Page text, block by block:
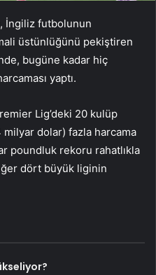
İngiliz futbolunun
üstünlüğünü pekiştiren
bugüne kadar hiç
yaptı.
Lig’deki 20 kulüp
dolar) fazla harcama
poundluk rekoru rahatlıkla
dört büyük liginin